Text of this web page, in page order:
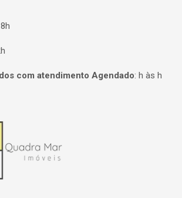
com atendimento Agendado: h às h